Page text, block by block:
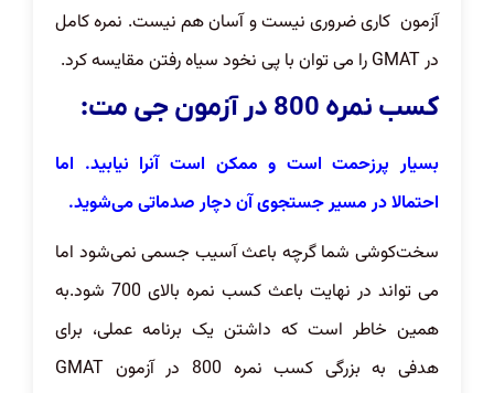
آزمون کاری ضروری نیست و آسان هم نیست. نمره کامل
در GMAT را می توان با پی نخود سیاه رفتن مقایسه کرد.
کسب نمره 800 در آزمون جی مت:
بسیار پرزحمت است و ممکن است آنرا نیابید. اما
احتمالا در مسیر جستجوی آن دچار صدماتی می‌شوید.
سخت‌کوشی شما گرچه باعث آسیب جسمی نمی‌شود اما
می تواند در نهایت باعث کسب نمره بالای 700 شود.به
همین خاطر است که داشتن یک برنامه عملی، برای
هدفی به بزرگی کسب نمره 800 در آزمون GMAT